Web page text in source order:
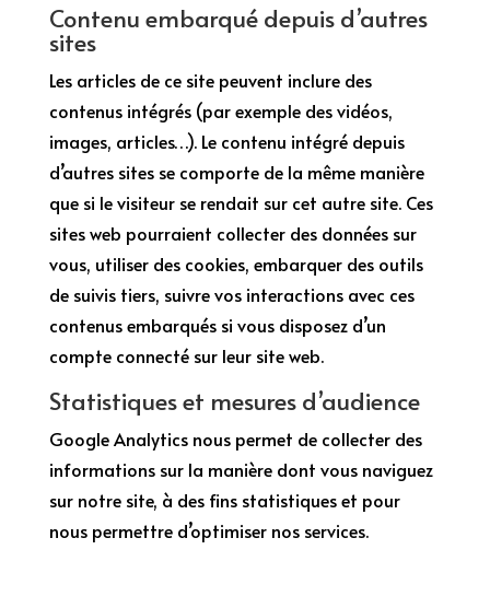
Contenu embarqué depuis d’autres
sites
Les articles de ce site peuvent inclure des
contenus intégrés (par exemple des vidéos,
images, articles…). Le contenu intégré depuis
d’autres sites se comporte de la même manière
que si le visiteur se rendait sur cet autre site. Ces
sites web pourraient collecter des données sur
vous, utiliser des cookies, embarquer des outils
de suivis tiers, suivre vos interactions avec ces
contenus embarqués si vous disposez d’un
compte connecté sur leur site web.
Statistiques et mesures d’audience
Google Analyticsnous permet de collecter des
informations sur la manière dont vous naviguez
sur notre site, à des fins statistiques et pour
nous permettre d’optimiser nos services.